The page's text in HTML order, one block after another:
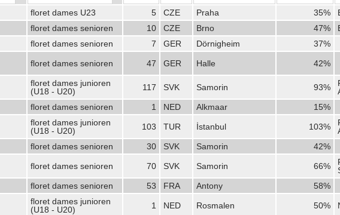
floret dames U23 5 CZE Praha 35%
floret dames senioren 10 CZE Brno 47%
floret dames senioren 7 GER Dörnigheim 37%
floret dames senioren 47 GER Halle 42%
floret dames junioren
(U18 - U20)
117 SVK Samorin 93%
floret dames senioren 1 NED Alkmaar 15%
floret dames junioren
(U18 - U20)
103 TUR İstanbul 103%
floret dames senioren 30 SVK Samorin 42%
floret dames senioren 70 SVK Samorin 66%
floret dames senioren 53 FRA Antony 58%
floret dames junioren
(U18 - U20)
1 NED Rosmalen 50%